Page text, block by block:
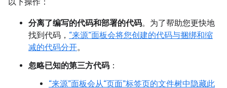
以下操作：
分离了编写的代码和部署的代码。为了帮助您更快地
找到代码， “来源”面板会将您创建的代码与捆绑和缩
减的代码分开。
忽略已知的第三方代码 ：
“来源”面板会从“页面”标签页的文件树中隐藏此